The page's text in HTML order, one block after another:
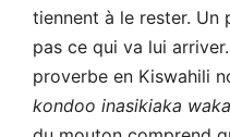
tiennent à le rester. Un
pas ce qui va lui
proverbe en Kiswahili
kondoo inasikiaka